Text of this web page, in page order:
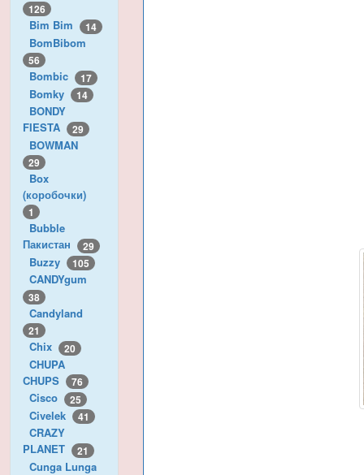
126
Bim Bim 14
BomBibom
56
Bombic 17
Bomky 14
BONDY
FIESTA
29
BOWMAN
29
Box
(коробочки)
1
Bubble
Пакистан
29
Buzzy 105
CANDYgum
38
Candyland
21
Chix 20
CHUPA
CHUPS
76
Cisco 25
Civelek 41
CRAZY
PLANET
21
Cunga Lunga